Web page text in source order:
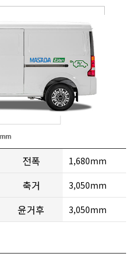
전폭 1,680mm
축거 3,050mm
윤거후 3,050mm